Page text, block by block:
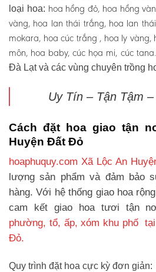
loại hoa: hoa hồng đỏ, hoa hồng
vàng, hoa lan thái trắng, hoa lan
mokara, hoa cúc trắng , hoa ly vàng,
môn, hoa baby, cúc họa mi, cúc tana.
Đà Lạt và các vùng chuyên trồng
Uy Tín – Tận Tậm
Cách đặt hoa giao tận
Huyện Đất Đỏ
hoaphuquy.com Xã Lộc An
lượng sản phẩm và đảm bảo
hàng. Với hệ thống giao hoa
cam kết giao hoa tươi tận
phường, tổ, ấp, xóm khu phố
Đỏ.
Quy trình đặt hoa cực kỳ đơn giản: